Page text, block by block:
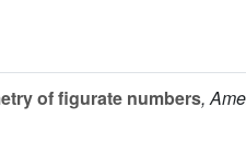
of figurate numbers,